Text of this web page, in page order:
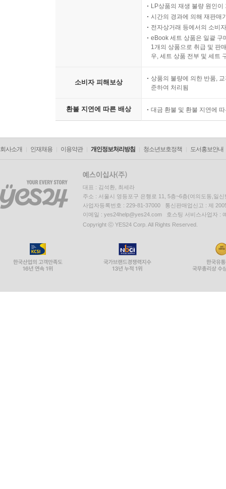
LP상품의 재생 불량 원인
시간의 경과에 의해 재판매
전자상거래 등에서의 소비
eBook 세트 상품은 일괄 구
1개의 상품으로 취급 및 판
우, 세트 상품 전부 및 세트
소비자 피해보상
상품의 불량에 의한 반품,
준하여 처리됨
환불 지연에 따른 배상 대금 환불 및 환불 지연에
회사소개 인재채용 이용약관 개인정보처리방침 청소년보호정책 도서홍보안내
대표 : 김석환, 최세라
주소 : 서울시 영등포구 은행로 11, 5층~6층(여의도동,일신
사업자등록번호 : 229-81-37000 통신판매업신고 : 제
이메일 : yes24help@yes24.com 호스팅 서비스사업자 :
Copyright ⓒ YES24 Corp. All Rights Reserved.